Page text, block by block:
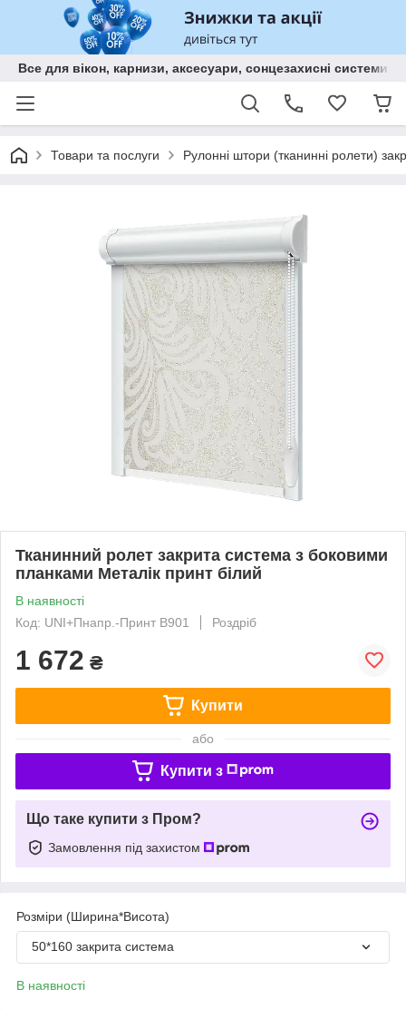
Все для вікон, карнизи, аксесуари, сонцезахисні
Товари та послуги Рулонні штори (тканинні ролети)
Тканинний ролет закрита система з боковими
планками Металік принт білий
В наявності
Код: UNI+Пнапр.-Принт В901
Роздріб
1 672 ₴
Купити
або
Купити з
Що таке купити з Пром?
Замовлення під захистом
Розміри (Ширина*Висота)
50*160 закрита система
В наявності